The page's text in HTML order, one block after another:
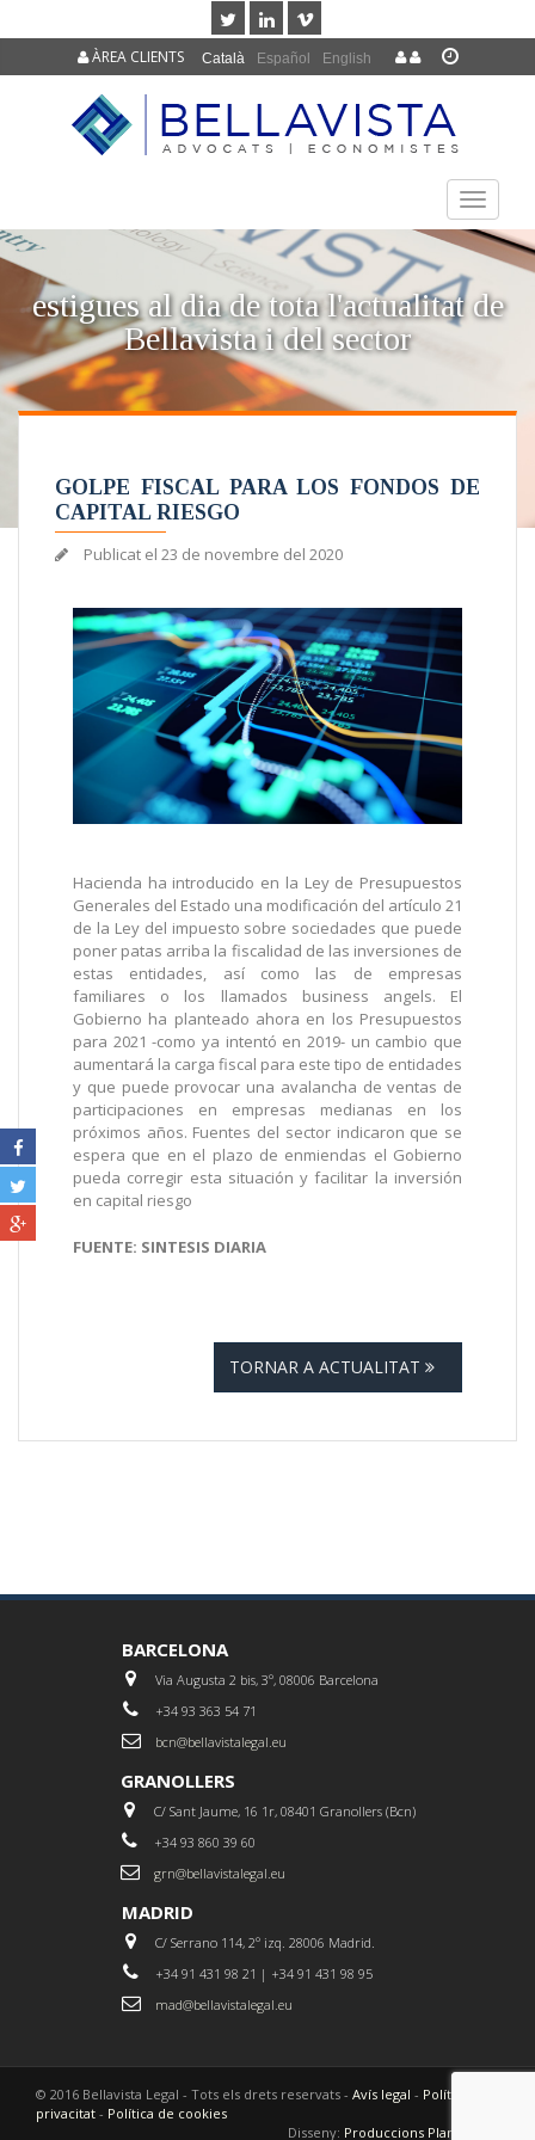
Català Español English
ÀREA CLIENTS
TOGGLE
estigues al dia de tota l'actualitat de
Bellavista i del sector
GOLPE FISCAL PARA LOS FONDOS DE
CAPITAL RIESGO
Publicat el 23 de novembre del 2020
Hacienda ha introducido en la Ley de Presupuestos
Generales del Estado una modificación del artículo 21
de la Ley del impuesto sobre sociedades que puede
poner patas arriba la fiscalidad de las inversiones de
estas entidades, así como las de empresas
familiares o los llamados business angels. El
Gobierno ha planteado ahora en los Presupuestos
para 2021 -como ya intentó en 2019- un cambio que
aumentará la carga fiscal para este tipo de entidades
y que puede provocar una avalancha de ventas de
participaciones en empresas medianas en los
próximos años. Fuentes del sector indicaron que se
espera que en el plazo de enmiendas el Gobierno
pueda corregir esta situación y facilitar la inversión
en capital riesgo
FUENTE: SINTESIS DIARIA
TORNAR A ACTUALITAT
BARCELONA
Via Augusta 2 bis, 3º, 08006 Barcelona
+34 93 363 54 71
bcn@bellavistalegal.eu
GRANOLLERS
C/ Sant Jaume, 16 1r, 08401 Granollers (Bcn)
+34 93 860 39 60
grn@bellavistalegal.eu
MADRID
C/ Serrano 114, 2º izq. 28006 Madrid.
+34 91 431 98 21 | +34 91 431 98 95
mad@bellavistalegal.eu
© 2016 Bellavista Legal - Tots els drets reservats - Avís legal - Política de
privacitat - Política de cookies
Disseny: Produccions Planetàries